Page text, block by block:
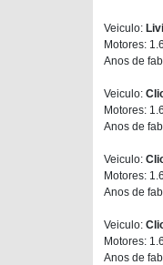
Veiculo:
Motores:
Anos de
Veiculo:
Motores:
Anos de
Veiculo:
Motores:
Anos de
Veiculo:
Motores:
Anos de